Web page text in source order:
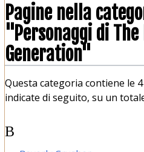
Pagine nella
"Personaggi di The
Generation"
Questa categoria contiene le
indicate di seguito, su un
B